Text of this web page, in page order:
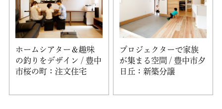
ホームシアター＆趣味
の釣りをデザイン / 豊中
市桜の町：注文住宅
プロジェクターで家族
が集まる空間 / 豊中市夕
日丘：新築分譲